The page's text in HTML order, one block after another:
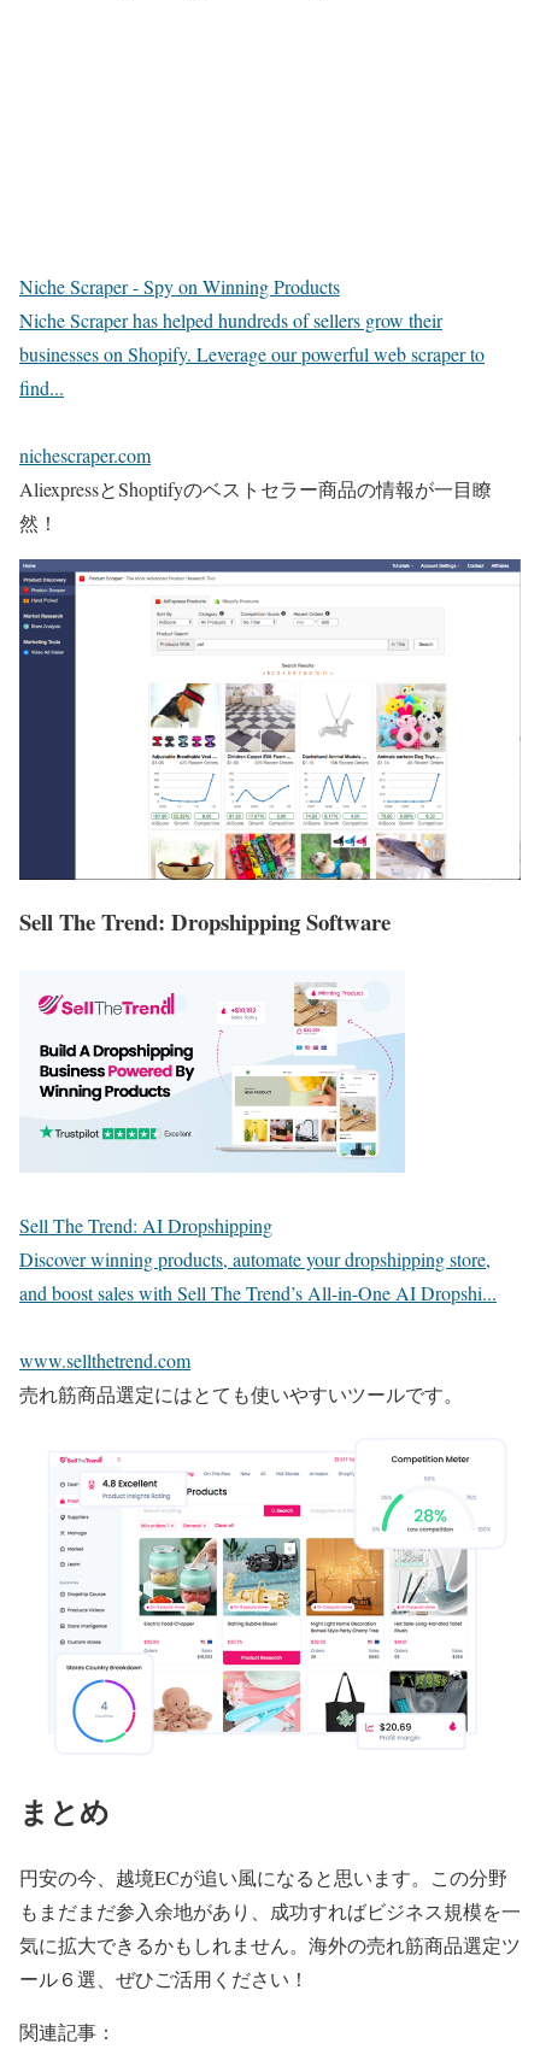
Niche Scraper - Spy on Winning Products
Niche Scraper has helped hundreds of sellers grow their
businesses on Shopify. Leverage our powerful web scraper to
find...
nichescraper.com
AliexpressとShoptifyのベストセラー商品の情報が一目瞭
然！
Sell The Trend: Dropshipping Software
Sell The Trend: AI Dropshipping
Discover winning products, automate your dropshipping store,
and boost sales with Sell The Trend’s All-in-One AI Dropshi...
www.sellthetrend.com
売れ筋商品選定にはとても使いやすいツールです。
まとめ
円安の今、越境ECが追い風になると思います。この分野
もまだまだ参入余地があり、成功すればビジネス規模を一
気に拡大できるかもしれません。海外の売れ筋商品選定ツ
ール６選、ぜひご活用ください！
関連記事：